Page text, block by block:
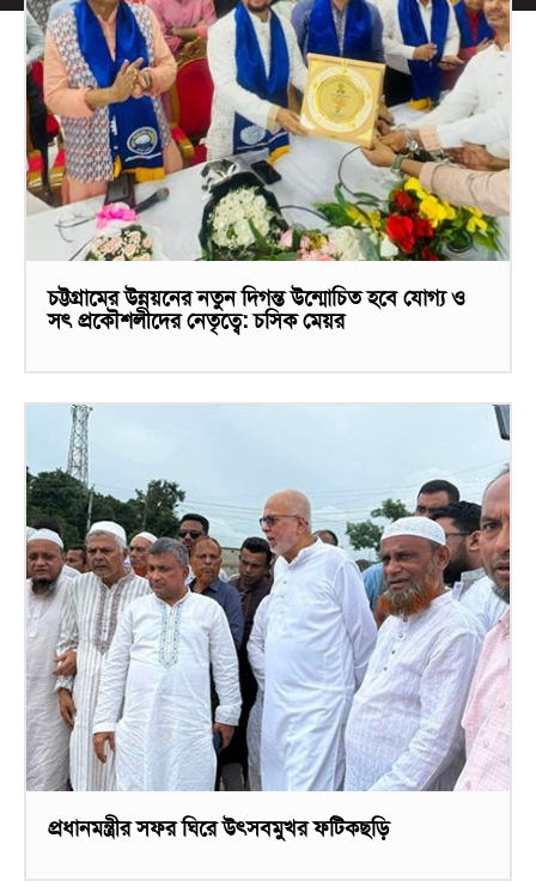
চট্টগ্রামের উন্নয়নের নতুন দিগন্ত উন্মোচিত হবে যোগ্য ও
সৎ প্রকৌশলীদের নেতৃত্বে: চসিক মেয়র
প্রধানমন্ত্রীর সফর ঘিরে উৎসবমুখর ফটিকছড়ি